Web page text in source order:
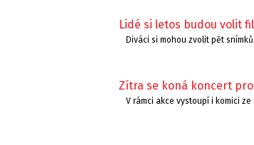
Lidé si letos budou volit
Diváci si mohou zvolit pět snímků.
Zítra se koná koncert
V rámci akce vystoupí i komici